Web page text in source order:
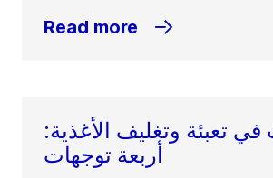
Read more
في تعبئة وتغليف الأغذية:
أربعة توجهات